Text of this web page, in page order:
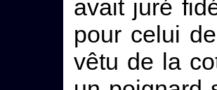
avait juré
pour celui
vêtu de la